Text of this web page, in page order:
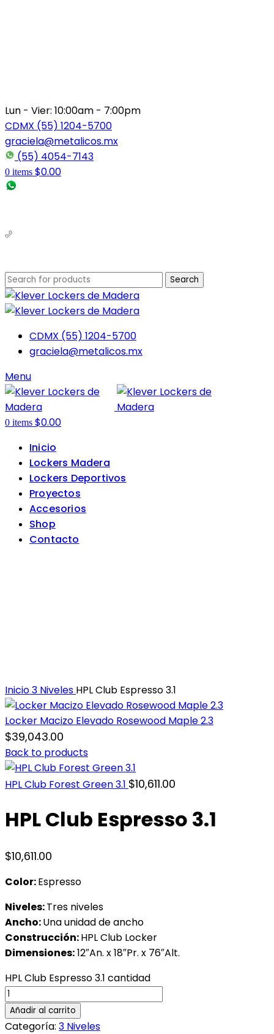
Lun - Vier: 10:00am - 7:00pm
CDMX (55) 1204-5700
graciela@metalicos.mx
(55) 4054-7143
0 items $0.00
Search
CDMX (55) 1204-5700
graciela@metalicos.mx
Menu
0 items $0.00
Inicio
Lockers Madera
Lockers Deportivos
Proyectos
Accesorios
Shop
Contacto
Inicio3 Niveles HPL Club Espresso 3.1
Locker Macizo Elevado Rosewood Maple 2.3
$39,043.00
Back to products
HPL Club Forest Green 3.1 $10,611.00
HPL Club Espresso 3.1
$10,611.00
Color:Espresso
Niveles:Tres niveles
Ancho:Una unidad de ancho
Construcción:HPL Club Locker
Dimensiones:12″An. x 18″Pr. x 76″Alt.
HPL Club Espresso 3.1 cantidad
Añadir al carrito
Categoría: 3 Niveles